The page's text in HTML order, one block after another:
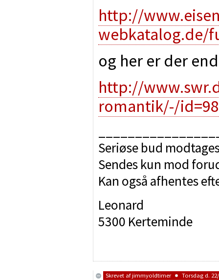
http://
webkatalog.de/
og her er der
http://
romantik/-/
Seriøse bud
Sendes kun mod
Kan også afhentes
Leonard
5300 Kerteminde
Skrevet afjimmyoldtimer Torsdag d.